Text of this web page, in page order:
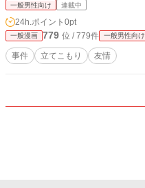
一般男性向け 連載中
24h.ポイント 0pt
一般漫画 779 位 / 779件 一般男性向け
事件 立てこもり 友情